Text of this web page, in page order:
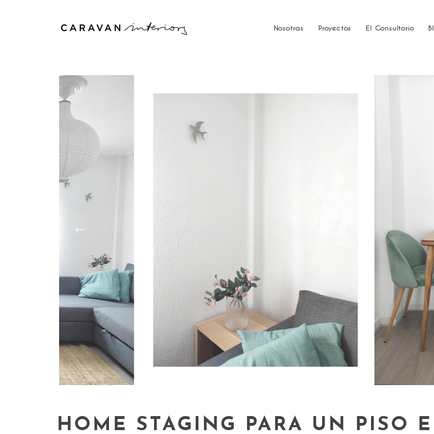
Nosotras Proyectos El Consultorio
HOME STAGING PARA UN PISO